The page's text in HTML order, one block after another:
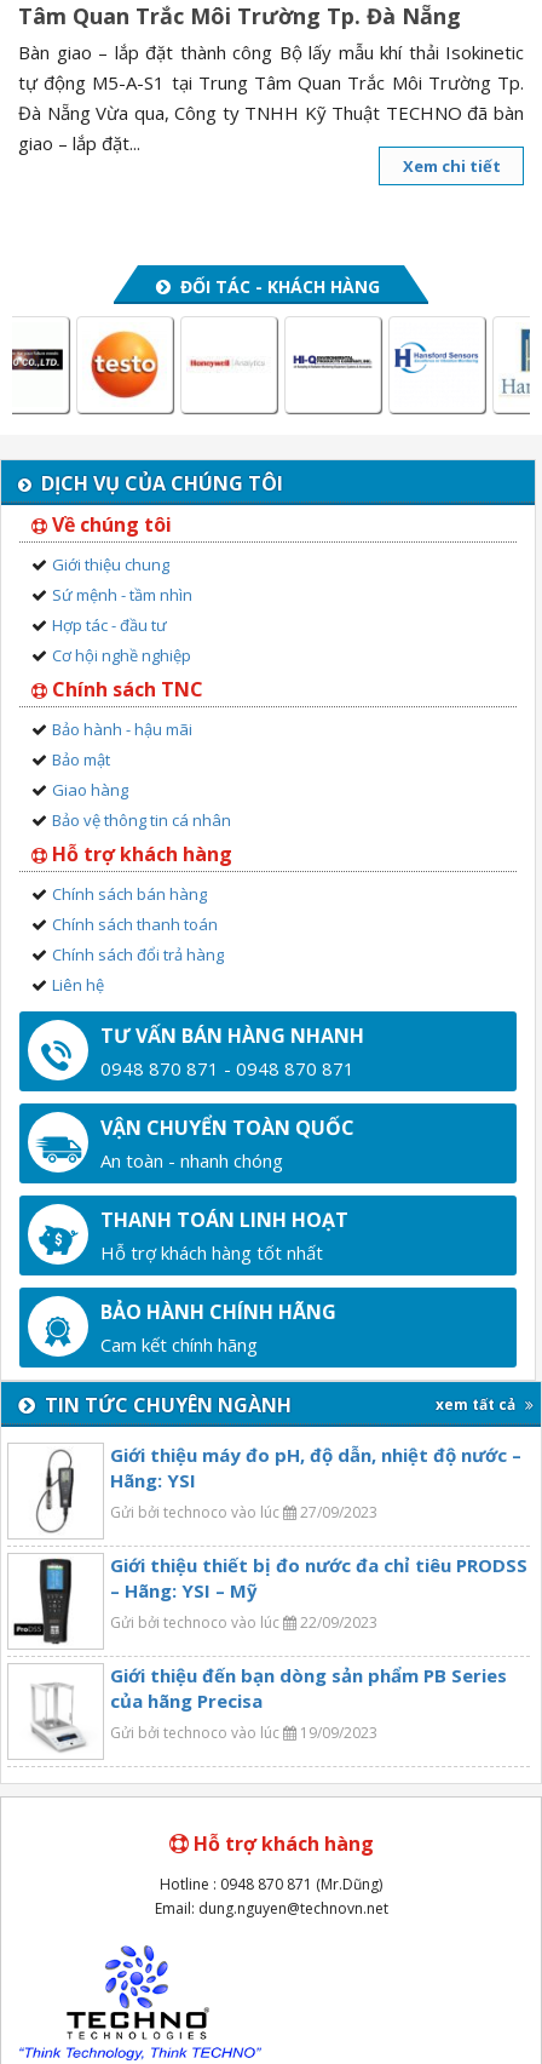
Tâm Quan Trắc Môi Trường Tp. Đà Nẵng
Bàn giao – lắp đặt thành công Bộ lấy mẫu khí thải Isokinetic
tự động M5-A-S1 tại Trung Tâm Quan Trắc Môi Trường Tp.
Đà Nẵng Vừa qua, Công ty TNHH Kỹ Thuật TECHNO đã bàn
giao – lắp đặt...
Xem chi tiết
ĐỐI TÁC - KHÁCH HÀNG
DỊCH VỤ CỦA CHÚNG TÔI
Về chúng tôi
Giới thiệu chung
Sứ mệnh - tầm nhìn
Hợp tác - đầu tư
Cơ hội nghề nghiệp
Chính sách TNC
Bảo hành - hậu mãi
Bảo mật
Giao hàng
Bảo vệ thông tin cá nhân
Hỗ trợ khách hàng
Chính sách bán hàng
Chính sách thanh toán
Chính sách đổi trả hàng
Liên hệ
TƯ VẤN BÁN HÀNG NHANH
0948 870 871 - 0948 870 871
VẬN CHUYỂN TOÀN QUỐC
An toàn - nhanh chóng
THANH TOÁN LINH HOẠT
Hỗ trợ khách hàng tốt nhất
BẢO HÀNH CHÍNH HÃNG
Cam kết chính hãng
TIN TỨC CHUYÊN NGÀNH xem tất cả
Giới thiệu máy đo pH, độ dẫn, nhiệt độ nước –
Hãng: YSI
Gửi bởi technoco vào lúc 27/09/2023
Giới thiệu thiết bị đo nước đa chỉ tiêu PRODSS
– Hãng: YSI – Mỹ
Gửi bởi technoco vào lúc 22/09/2023
Giới thiệu đến bạn dòng sản phẩm PB Series
của hãng Precisa
Gửi bởi technoco vào lúc 19/09/2023
Hỗ trợ khách hàng
Hotline : 0948 870 871 (Mr.Dũng)
Email: dung.nguyen@technovn.net